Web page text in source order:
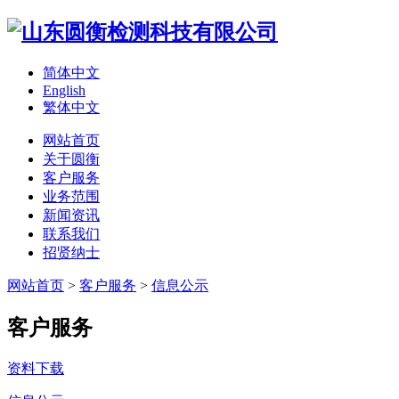
简体中文
English
繁体中文
网站首页
关于圆衡
客户服务
业务范围
新闻资讯
联系我们
招贤纳士
网站首页 > 客户服务 > 信息公示
客户服务
资料下载